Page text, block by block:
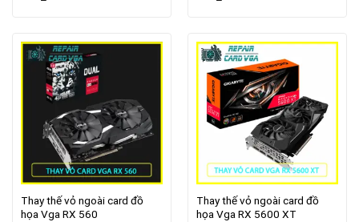
Thay thế vỏ ngoài card đồ
họa Vga RX 560
Thay thế vỏ ngoài card đồ
họa Vga RX 5600 XT